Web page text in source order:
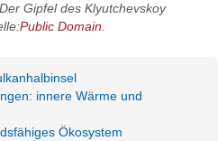
Gipfel des Klyutchevskoy
Public Domain.
innere Wärme und
Ökosystem